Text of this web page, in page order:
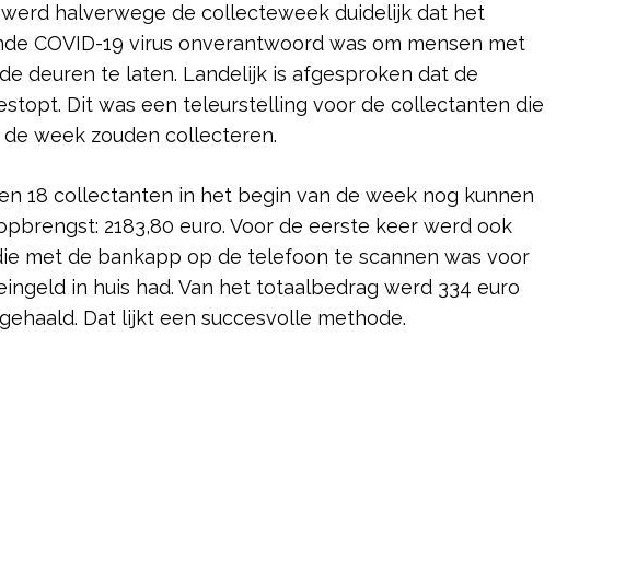
halverwege de collecteweek duidelijk dat het
COVID-19 virus onverantwoord was om mensen met
deuren te laten. Landelijk is afgesproken dat de
Dit was een teleurstelling voor de collectanten die
week zouden collecteren.
18 collectanten in het begin van de week nog kunnen
2183,80 euro. Voor de eerste keer werd ook
met de bankapp op de telefoon te scannen was voor
in huis had. Van het totaalbedrag werd 334 euro
Dat lijkt een succesvolle methode.